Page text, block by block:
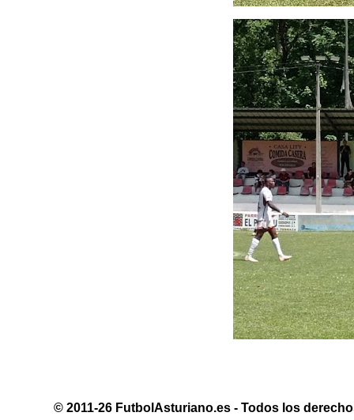
© 2011-26 FutbolAsturiano.es - Todos los